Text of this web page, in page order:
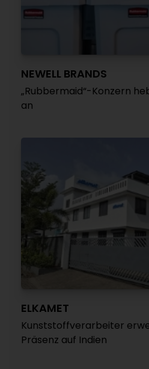
NEWELL BRANDS
„Rubbermaid“-Konzern
an
ELKAMET
Kunststoffverarbeiter
Präsenz auf Indien